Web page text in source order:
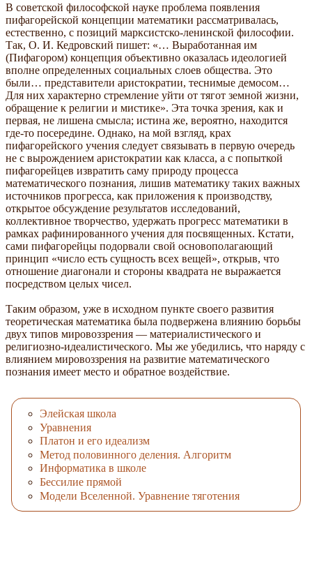
В советской философской науке проблема появления
пифагорейской концепции математики рассматривалась,
естественно, с позиций марксистско-ленинской философии.
Так, О. И. Кедровский пишет: «… Выработанная им
(Пифагором) концепция объективно оказалась идеологией
вполне определенных социальных слоев общества. Это
были… представители аристократии, теснимые демосом…
Для них характерно стремление уйти от тягот земной жизни,
обращение к религии и мистике». Эта точка зрения, как и
первая, не лишена смысла; истина же, вероятно, находится
где-то посередине. Однако, на мой взгляд, крах
пифагорейского учения следует связывать в первую очередь
не с вырождением аристократии как класса, а с попыткой
пифагорейцев извратить саму природу процесса
математического познания, лишив математику таких важных
источников прогресса, как приложения к производству,
открытое обсуждение результатов исследований,
коллективное творчество, удержать прогресс математики в
рамках рафинированного учения для посвященных. Кстати,
сами пифагорейцы подорвали свой основополагающий
принцип «число есть сущность всех вещей», открыв, что
отношение диагонали и стороны квадрата не выражается
посредством целых чисел.
Таким образом, уже в исходном пункте своего развития
теоретическая математика была подвержена влиянию борьбы
двух типов мировоззрения — материалистического и
религиозно-идеалистического. Мы же убедились, что наряду с
влиянием мировоззрения на развитие математического
познания имеет место и обратное воздействие.
Элейская школа
Уравнения
Платон и его идеализм
Метод половинного деления. Алгоритм
Информатика в школе
Бессилие прямой
Модели Вселенной. Уравнение тяготения